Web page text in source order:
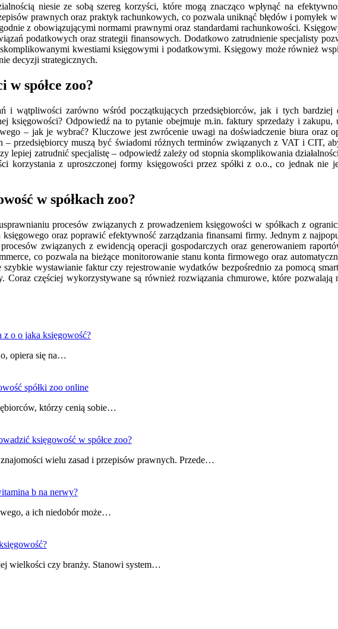
niesie ze sobą szereg korzyści, które mogą znacząco wpłynąć na
prawnych oraz praktyk rachunkowych, co pozwala uniknąć błędów i pomyłek
z obowiązującymi normami prawnymi oraz standardami rachunkowości.
podatkowych oraz strategii finansowych. Dodatkowo zatrudnienie specjalisty
kwestiami księgowymi i podatkowymi. Księgowy może również
decyzji strategicznych.
w spółce zoo?
i wątpliwości zarówno wśród początkujących przedsiębiorców, jak i tych bardziej
księgowości? Odpowiedź na to pytanie obejmuje m.in. faktury sprzedaży i
– jak je wybrać? Kluczowe jest zwrócenie uwagi na doświadczenie biura oraz
– przedsiębiorcy muszą być świadomi różnych terminów związanych z VAT i CIT,
lepiej zatrudnić specjalistę – odpowiedź zależy od stopnia skomplikowania
korzystania z uproszczonej formy księgowości przez spółki z o.o., co jednak nie
w spółkach zoo?
procesów związanych z prowadzeniem księgowości w spółkach z
oraz poprawić efektywność zarządzania finansami firmy. Jednym z
związanych z ewidencją operacji gospodarczych oraz generowaniem
co pozwala na bieżące monitorowanie stanu konta firmowego oraz
wystawianie faktur czy rejestrowanie wydatków bezpośrednio za pomocą
Coraz częściej wykorzystywane są również rozwiązania chmurowe, które
z o o jaka księgowość?
o, opiera się na…
spółki zoo online
którzy cenią sobie…
księgowość w spółce zoo?
wielu zasad i przepisów prawnych. Przede…
b na nerwy?
a ich niedobór może…
wielkości czy branży. Stanowi system…